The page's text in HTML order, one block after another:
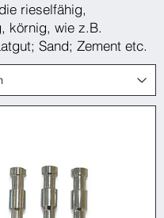
rieselfähig,
körnig, wie z.B.
Sand; Zement etc.